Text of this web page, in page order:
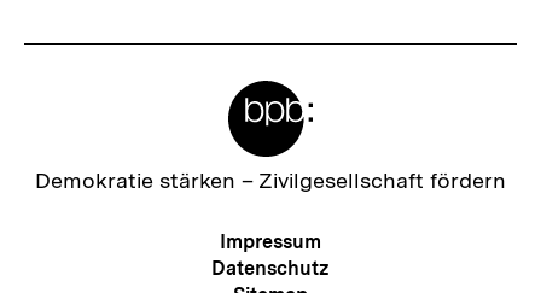
Zur
Demokratie stärken – Zivilgesellschaft fördern
Meta-
Navigation
Impressum
Datenschutz